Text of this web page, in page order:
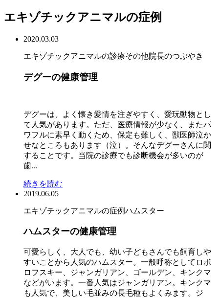
エキゾチックアニマルの症例
2020.03.03
エキゾチックアニマルの診療その他院長のつぶやき
デグーの健康管理
デグーは、よく懐き愛情を注ぎやすく、愛玩動物とし
て人気があります。ただ、医療情報が少なく、またパ
ワフルに素早く動くため、保定も難しく、獣医師泣か
せなところもあります（泣）。そんなデグーさんに関
することです。当院の診療でも診断機会が多いのが
歯...
続きを読む
2019.06.05
エキゾチックアニマルの症例ハムスター
ハムスターの健康管理
可愛らしく、大人でも、幼い子どもさんでも飼育しや
すいことから人気のハムスター。一般呼称としてロボ
ロフスキー、ジャンガリアン、ゴールデン、キンクマ
などがいます。一番人気はジャンガリアン。キンクマ
も人気で、美しい毛並みの長毛種もよくみます。ジ